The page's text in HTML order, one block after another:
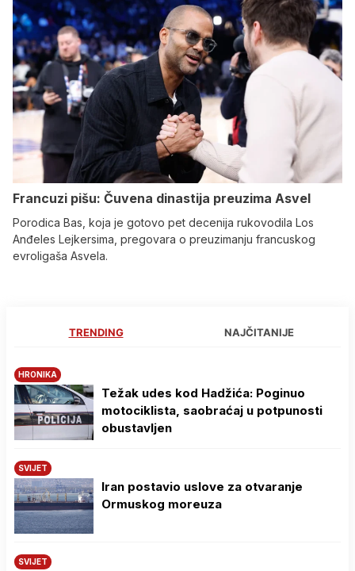
Francuzi pišu: Čuvena dinastija preuzima Asvel
Porodica Bas, koja je gotovo pet decenija rukovodila Los
Anđeles Lejkersima, pregovara o preuzimanju francuskog
evroligaša Asvela.
TRENDING NAJČITANIJE
HRONIKA
Težak udes kod Hadžića: Poginuo
motociklista, saobraćaj u potpunosti
obustavljen
SVIJET
Iran postavio uslove za otvaranje
Ormuskog moreuza
SVIJET